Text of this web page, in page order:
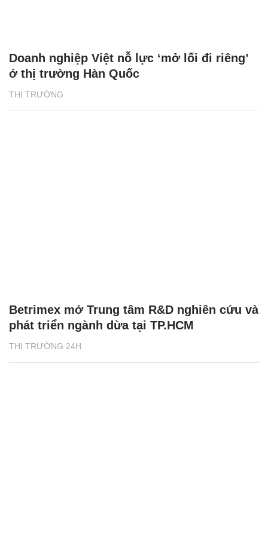
THỊ TRƯỜNG
Doanh nghiệp Việt nỗ lực ‘mở lối đi riêng’
ở thị trường Hàn Quốc
THỊ TRƯỜNG 24H
Betrimex mở Trung tâm R&D nghiên cứu và
phát triển ngành dừa tại TP.HCM